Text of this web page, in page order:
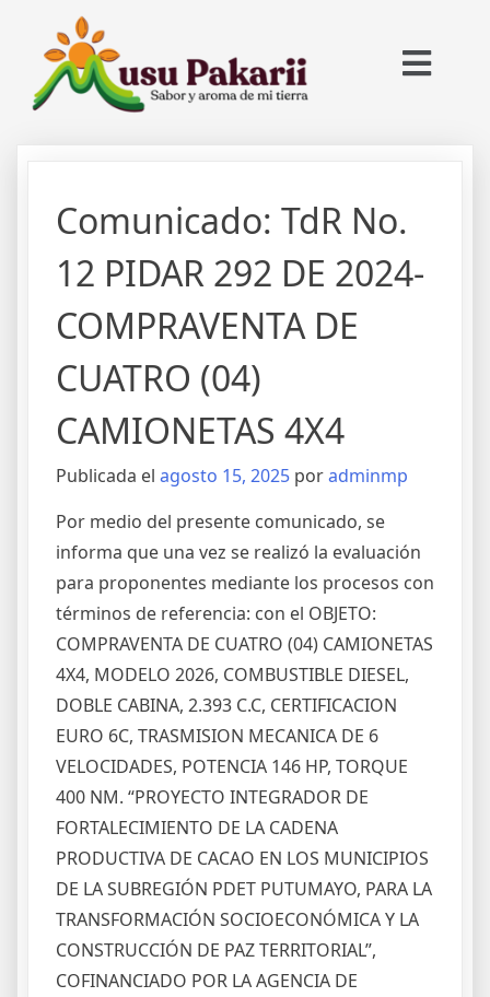
Comunicado: TdR No.
12 PIDAR 292 DE 2024-
COMPRAVENTA DE
CUATRO (04)
CAMIONETAS 4X4
Publicada el agosto 15, 2025 poradminmp
Por medio del presente comunicado, se
informa que una vez se realizó la evaluación
para proponentes mediante los procesos con
términos de referencia: con el OBJETO:
COMPRAVENTA DE CUATRO (04) CAMIONETAS
4X4, MODELO 2026, COMBUSTIBLE DIESEL,
DOBLE CABINA, 2.393 C.C, CERTIFICACION
EURO 6C, TRASMISION MECANICA DE 6
VELOCIDADES, POTENCIA 146 HP, TORQUE
400 NM. “PROYECTO INTEGRADOR DE
FORTALECIMIENTO DE LA CADENA
PRODUCTIVA DE CACAO EN LOS MUNICIPIOS
DE LA SUBREGIÓN PDET PUTUMAYO, PARA LA
TRANSFORMACIÓN SOCIOECONÓMICA Y LA
CONSTRUCCIÓN DE PAZ TERRITORIAL”,
COFINANCIADO POR LA AGENCIA DE